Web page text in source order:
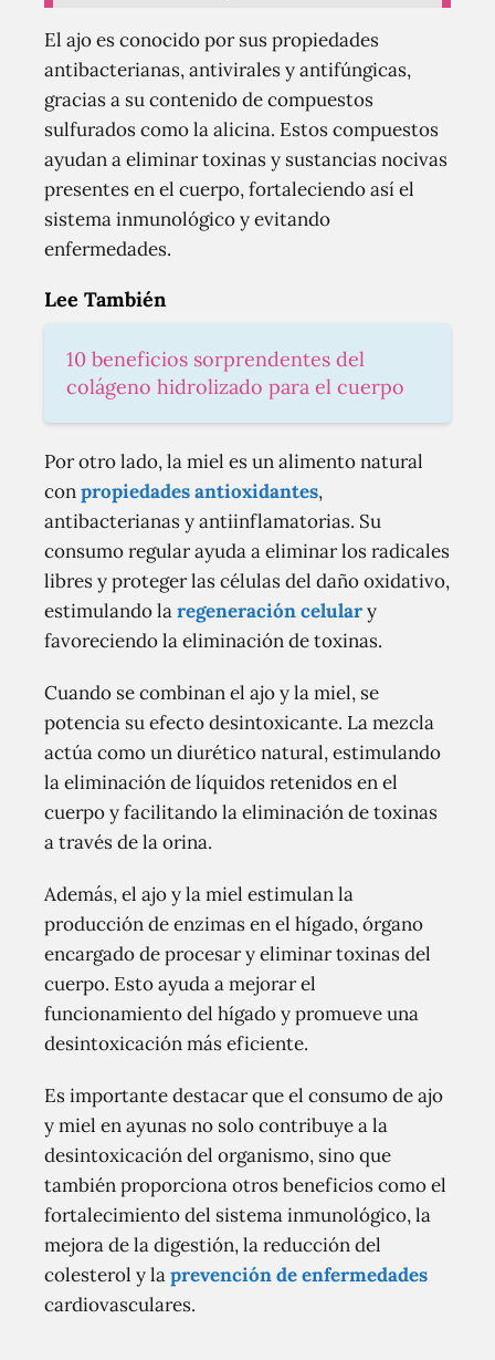
El ajo es conocido por sus propiedades
antibacterianas, antivirales y antifúngicas,
gracias a su contenido de compuestos
sulfurados como la alicina. Estos compuestos
ayudan a eliminar toxinas y sustancias nocivas
presentes en el cuerpo, fortaleciendo así el
sistema inmunológico y evitando
enfermedades.
Lee También
10 beneficios sorprendentes del
colágeno hidrolizado para el cuerpo
Por otro lado, la miel es un alimento natural
conpropiedades antioxidantes,
antibacterianas y antiinflamatorias. Su
consumo regular ayuda a eliminar los radicales
libres y proteger las células del daño oxidativo,
estimulando laregeneración celulary
favoreciendo la eliminación de toxinas.
Cuando se combinan el ajo y la miel, se
potencia su efecto desintoxicante. La mezcla
actúa como un diurético natural, estimulando
la eliminación de líquidos retenidos en el
cuerpo y facilitando la eliminación de toxinas
a través de la orina.
Además, el ajo y la miel estimulan la
producción de enzimas en el hígado, órgano
encargado de procesar y eliminar toxinas del
cuerpo. Esto ayuda a mejorar el
funcionamiento del hígado y promueve una
desintoxicación más eficiente.
Es importante destacar que el consumo de ajo
y miel en ayunas no solo contribuye a la
desintoxicación del organismo, sino que
también proporciona otros beneficios como el
fortalecimiento del sistema inmunológico, la
mejora de la digestión, la reducción del
colesterol y laprevención de enfermedades
cardiovasculares.